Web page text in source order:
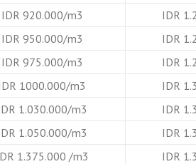
IDR 920.000/m3
IDR
IDR 950.000/m3
IDR
IDR 975.000/m3
IDR
1000.000/m3
IDR
1.030.000/m3
IDR
1.050.000/m3
IDR
1.375.000 /m3
IDR